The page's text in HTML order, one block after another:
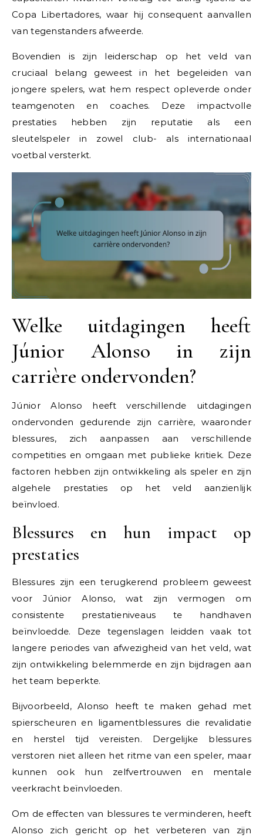
Copa Libertadores, waar hij consequent aanvallen
van tegenstanders afweerde.
Bovendien is zijn leiderschap op het veld van
cruciaal belang geweest in het begeleiden van
jongere spelers, wat hem respect opleverde onder
teamgenoten en coaches. Deze impactvolle
prestaties hebben zijn reputatie als een
sleutelspeler in zowel club- als internationaal
voetbal versterkt.
Welke uitdagingen heeft
Júnior Alonso in zijn
carrière ondervonden?
Júnior Alonso heeft verschillende uitdagingen
ondervonden gedurende zijn carrière, waaronder
blessures, zich aanpassen aan verschillende
competities en omgaan met publieke kritiek. Deze
factoren hebben zijn ontwikkeling als speler en zijn
algehele prestaties op het veld aanzienlijk
beïnvloed.
Blessures en hun impact op
prestaties
Blessures zijn een terugkerend probleem geweest
voor Júnior Alonso, wat zijn vermogen om
consistente prestatieniveaus te handhaven
beïnvloedde. Deze tegenslagen leidden vaak tot
langere periodes van afwezigheid van het veld, wat
zijn ontwikkeling belemmerde en zijn bijdragen aan
het team beperkte.
Bijvoorbeeld, Alonso heeft te maken gehad met
spierscheuren en ligamentblessures die revalidatie
en herstel tijd vereisten. Dergelijke blessures
verstoren niet alleen het ritme van een speler, maar
kunnen ook hun zelfvertrouwen en mentale
veerkracht beïnvloeden.
Om de effecten van blessures te verminderen, heeft
Alonso zich gericht op het verbeteren van zijn